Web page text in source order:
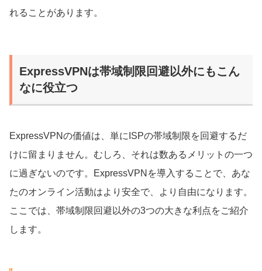
れることがあります。
ExpressVPNは帯域制限回避以外にもこん
なに役立つ
ExpressVPNの価値は、単にISPの帯域制限を回避するだ
けに留まりません。むしろ、それは数あるメリットの一つ
に過ぎないのです。ExpressVPNを導入することで、あな
たのオンライン活動はより安全で、より自由になります。
ここでは、帯域制限回避以外の3つの大きな利点をご紹介
します。